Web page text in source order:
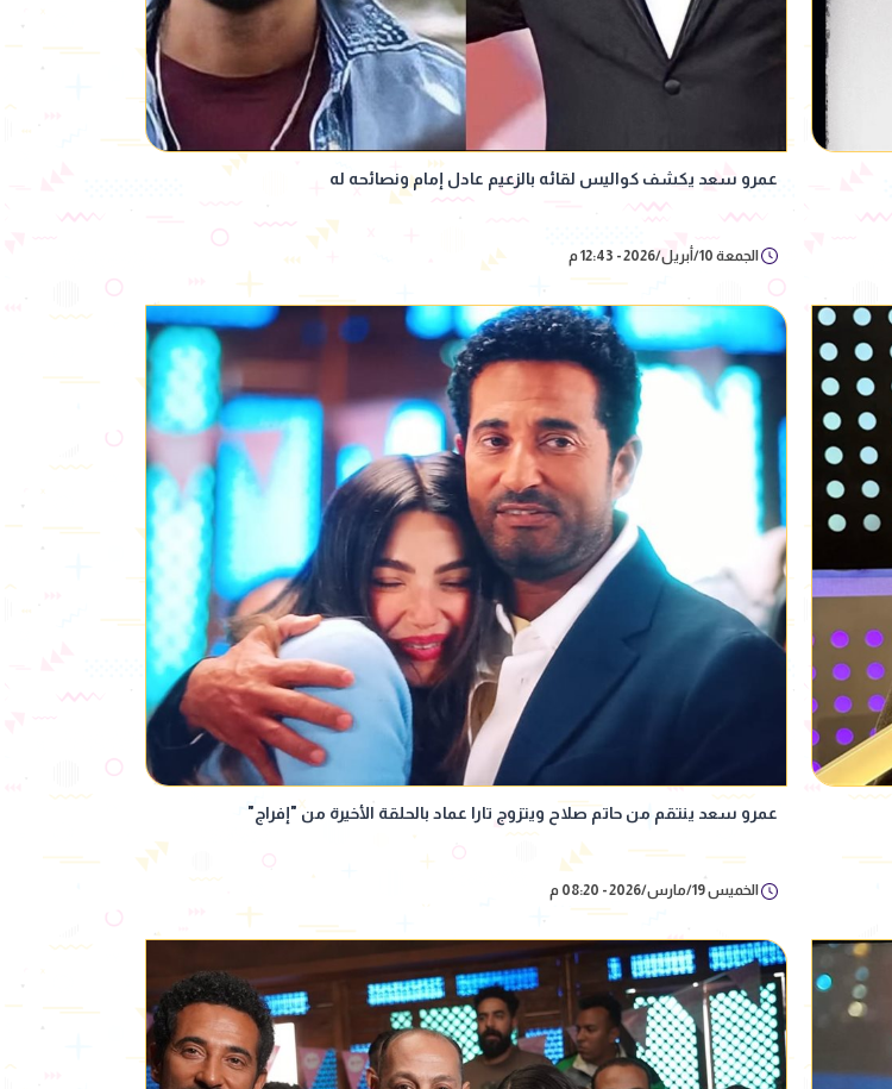
عمرو سعد يكشف كواليس لقائه بالزعيم عادل إمام ونصائحه له
الجمعة 10/أبريل/2026 - 12:43 م
عمرو سعد ينتقم من حاتم صلاح ويتزوج تارا عماد بالحلقة الأخيرة من "إفراج"
الخميس 19/مارس/2026 - 08:20 م